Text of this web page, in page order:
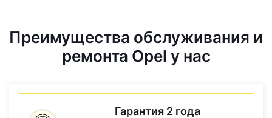
Преимущества обслуживания и
ремонта Opel у нас
Гарантия 2 года